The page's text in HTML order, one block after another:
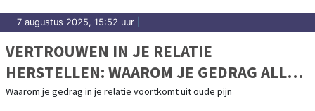
7 augustus 2025, 15:52 uur
VERTROUWEN IN JE RELATIE
HERSTELLEN: WAAROM JE GEDRAG ALLES
ZEGT OVER HOE JE JE VOELT
Waarom je gedrag in je relatie voortkomt uit oude pijn